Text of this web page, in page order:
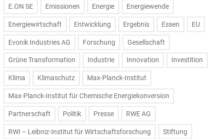
E.ON SE Emissionen Energie Energiewende
Energiewirtschaft Entwicklung Ergebnis Essen EU
Evonik Industries AG Forschung Gesellschaft
Grüne Transformation Industrie Innovation Investition
Klima Klimaschutz Max-Planck-Institut
Max-Planck-Institut für Chemische Energiekonversion
Partnerschaft Politik Presse RWE AG
RWI – Leibniz-Institut für Wirtschaftsforschung Stiftung